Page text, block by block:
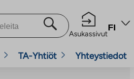
Asukassivut
FI
TA-Yhtiöt Yhteystiedot